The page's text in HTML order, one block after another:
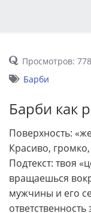
Просмотров: 778
Барби
Барби как
Поверхность:
Красиво,
Подтекст: твоя
вращаешься
мужчины и его